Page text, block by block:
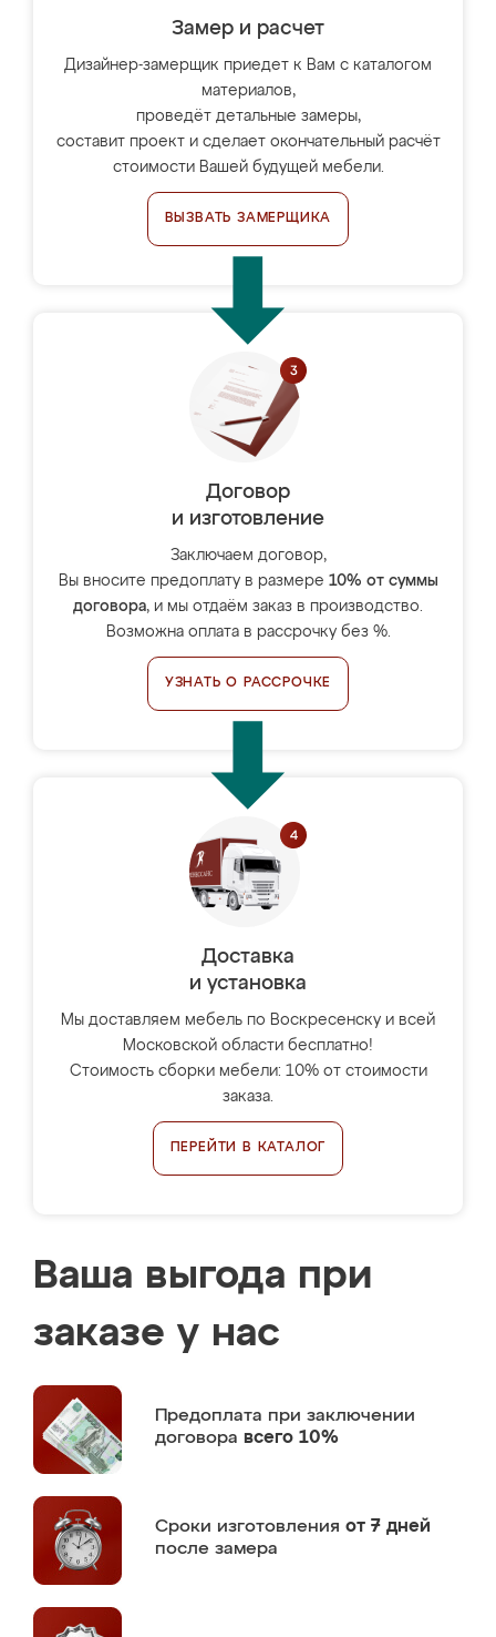
Замер и расчет
Дизайнер-замерщик приедет к Вам с каталогом
материалов,
проведёт детальные замеры,
составит проект и сделает окончательный расчёт
стоимости Вашей будущей мебели.
ВЫЗВАТЬ ЗАМЕРЩИКА
Договор
и изготовление
Заключаем договор,
Вы вносите предоплату в размере 10% от суммы
договора, и мы отдаём заказ в производство.
Возможна оплата в рассрочку без %.
УЗНАТЬ О РАССРОЧКЕ
Доставка
и установка
Мы доставляем мебель по Воскресенску и всей
Московской области бесплатно!
Стоимость сборки мебели: 10% от стоимости
заказа.
ПЕРЕЙТИ В КАТАЛОГ
Ваша выгода при
заказе у нас
Предоплата при заключении
договора всего 10%
Сроки изготовления от 7 дней
после замера